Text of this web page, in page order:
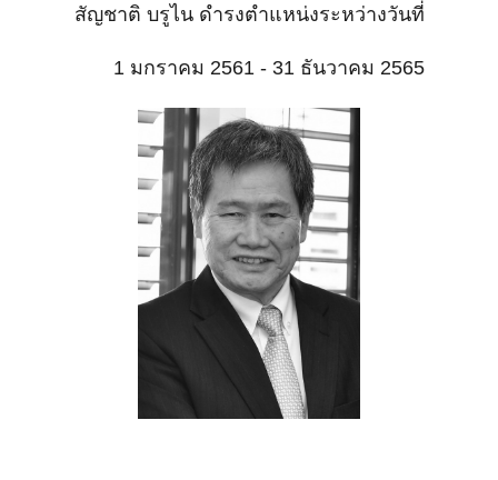
สัญชาติ บรูไน ดำรงตำแหน่งระหว่างวันที่
1 มกราคม 2561 - 31 ธันวาคม 2565